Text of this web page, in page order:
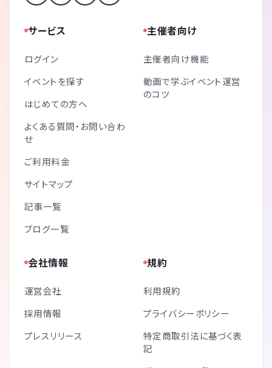
サービス
ログイン
イベントを探す
はじめての方へ
よくある質問・お問い合わ
せ
ご利用料金
サイトマップ
記事一覧
ブログ一覧
主催者向け
主催者向け機能
動画で学ぶイベント運営
のコツ
会社情報
運営会社
採用情報
プレスリリース
規約
利用規約
プライバシーポリシー
特定商取引法に基づく表
記